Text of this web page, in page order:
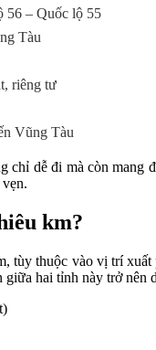
56 – Quốc lộ 55
Tàu
riêng tư
Vũng Tàu
dễ đi mà còn mang
km?
tùy thuộc vào vị trí
hai tỉnh này trở nên